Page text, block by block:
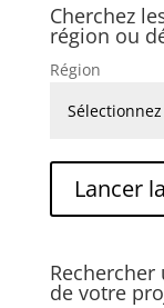
Cherchez
région ou
Région
de votre